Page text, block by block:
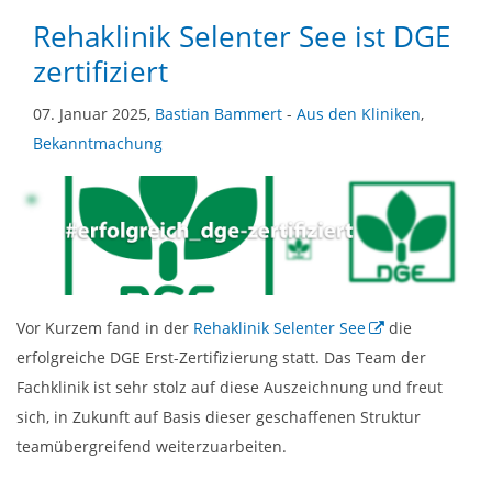
Rehaklinik Selenter See ist DGE
zertifiziert
07. Januar 2025, Bastian Bammert - Aus den Kliniken,
Bekanntmachung
Vor Kurzem fand in der Rehaklinik Selenter See
die
erfolgreiche DGE Erst-Zertifizierung statt. Das Team der
Fachklinik ist sehr stolz auf diese Auszeichnung und freut
sich, in Zukunft auf Basis dieser geschaffenen Struktur
teamübergreifend weiterzuarbeiten.